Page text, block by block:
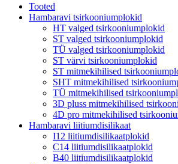
Tooted
Hambaravi tsirkooniumplokid
HT valged tsirkooniumplokid
ST valged tsirkooniumplokid
TÜ valged tsirkooniumplokid
ST värvi tsirkooniumplokid
ST mitmekihilised
SHT mitmekihilised
TÜ mitmekihilised
3D pluss mitmekihilised
4D pro mitmekihilised
Hambaravi liitiumdisilikaat
I12 liitiumdisilikaatplokid
C14 liitiumdisilikaatplokid
B40 liitiumdisilikaatplokid